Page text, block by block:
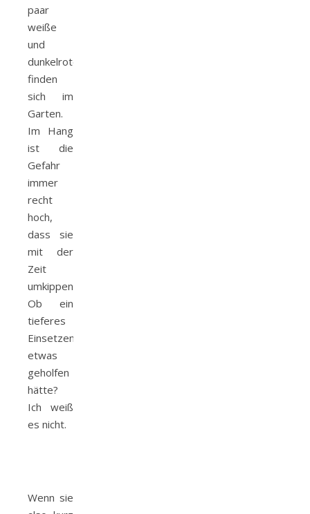
paar
weiße
und
dunkelrote
finden
sich im
Garten.
Im Hang
ist die
Gefahr
immer
recht
hoch,
dass sie
mit der
Zeit
umkippen.
Ob ein
tieferes
Einsetzen
etwas
geholfen
hätte?
Ich weiß
es nicht.
Wenn sie